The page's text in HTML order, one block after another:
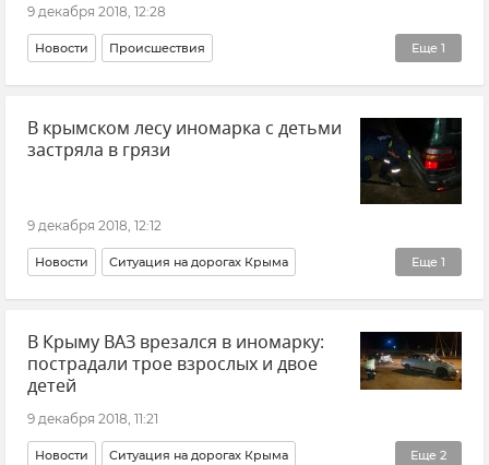
9 декабря 2018, 12:28
Еще 1
Новости Происшествия
Крупная авария на водоводе в Симферополе
В крымском лесу иномарка с детьми
застряла в грязи
9 декабря 2018, 12:12
Еще 1
Новости Ситуация на дорогах Крыма
Происшествия
В Крыму ВАЗ врезался в иномарку:
пострадали трое взрослых и двое
детей
9 декабря 2018, 11:21
Еще 2
Новости Ситуация на дорогах Крыма